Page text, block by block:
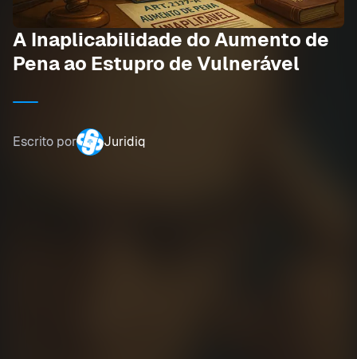
A Inaplicabilidade do Aumento de
Pena ao Estupro de Vulnerável
Escrito por Juridiq